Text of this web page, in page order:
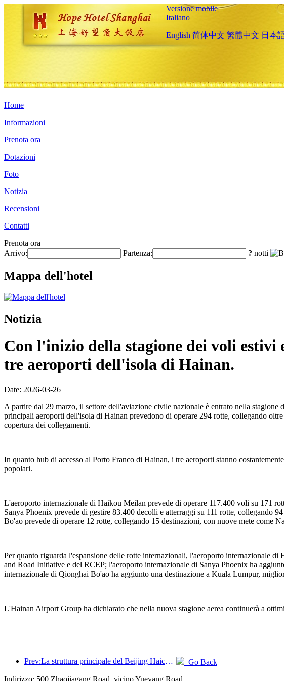
Versione mobile
Italiano
English 简体中文 繁體中文 日本
Home
Informazioni
Prenota ora
Dotazioni
Foto
Notizia
Recensioni
Contatti
Prenota ora
Arrivo:
Partenza: ? notti
Mappa dell'hotel
Notizia
Con l'inizio della stagione dei voli estivi
tre aeroporti dell'isola di Hainan.
Date: 2026-03-26
A partire dal 29 marzo, il settore dell'aviazione civile nazionale è entrato nella
principali aeroporti dell'isola di Hainan prevedono di operare 294 rotte, collegando
copertura dei collegamenti.
In quanto hub di accesso al Porto Franco di Hainan, i tre aeroporti stanno
popolari.
L'aeroporto internazionale di Haikou Meilan prevede di operare 117.400 voli su 171
Sanya Phoenix prevede di gestire 83.400 decolli e atterraggi su 111 rotte, collegando
Bo'ao prevede di operare 12 rotte, collegando 15 destinazioni, con nuove mete come
Per quanto riguarda l'espansione delle rotte internazionali, l'aeroporto internazionale
and Road Initiative e del RCEP; l'aeroporto internazionale di Sanya Phoenix ha
internazionale di Qionghai Bo'ao ha aggiunto una destinazione a Kuala Lumpur,
L'Hainan Airport Group ha dichiarato che nella nuova stagione aerea continuerà a
Prev:La struttura principale del Beijing Haichang Ocean Park dovrebbe raggiungere la sommità entro la fine dell'anno, con il completamento e l'apertura previsti per il 2027.
Go Back
Indirizzo: 500 Zhaojiagang Road, vicino Yueyang Road